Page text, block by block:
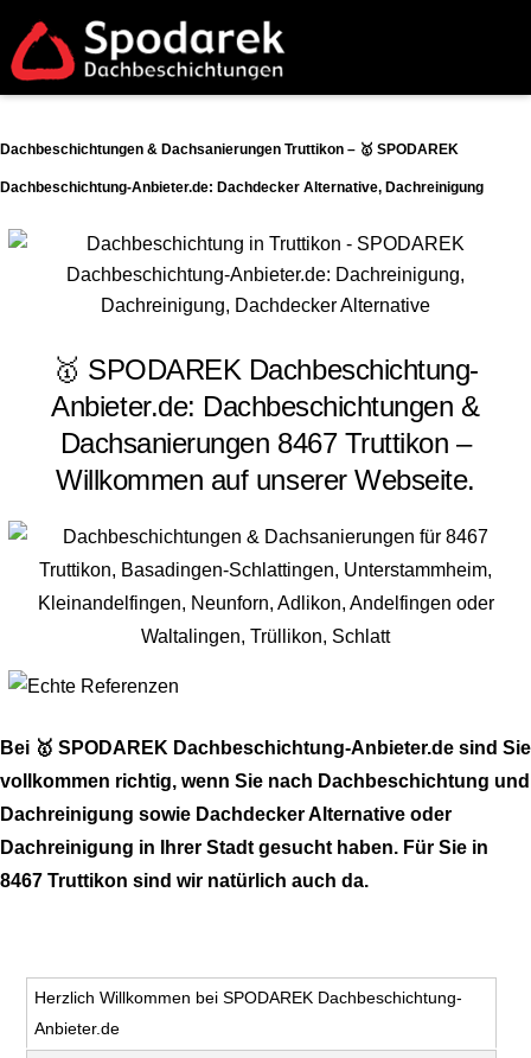
Dachbeschichtungen & Dachsanierungen Truttikon – 🥇 SPODAREK
Dachbeschichtung-Anbieter.de: Dachdecker Alternative, Dachreinigung
🥇 SPODAREK Dachbeschichtung-
Anbieter.de: Dachbeschichtungen &
Dachsanierungen 8467 Truttikon –
Willkommen auf unserer Webseite.
Bei 🥇 SPODAREK Dachbeschichtung-Anbieter.de sind Sie
vollkommen richtig, wenn Sie nach Dachbeschichtung und
Dachreinigung sowie Dachdecker Alternative oder
Dachreinigung in Ihrer Stadt gesucht haben. Für Sie in
8467 Truttikon sind wir natürlich auch da.
Herzlich Willkommen bei SPODAREK Dachbeschichtung-
Anbieter.de